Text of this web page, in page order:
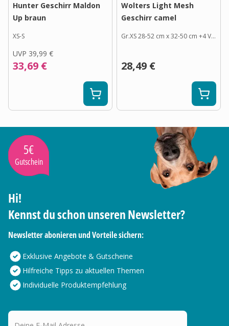
Hunter Geschirr Maldon
Up braun
XS-S
UVP 39,99 €
33,69 €
Wolters Light Mesh
Geschirr camel
Gr.XS 28-52 cm x 32-50 cm +4Varianten
28,49 €
5€
Gutschein
Hi!
Kennst du schon unseren Newsletter?
Newsletter abonieren und Vorteile sichern:
Exklusive Angebote & Gutscheine
Hilfreiche Tipps zu aktuellen Themen
Individuelle Produktempfehlung
Deine E-Mail Adresse